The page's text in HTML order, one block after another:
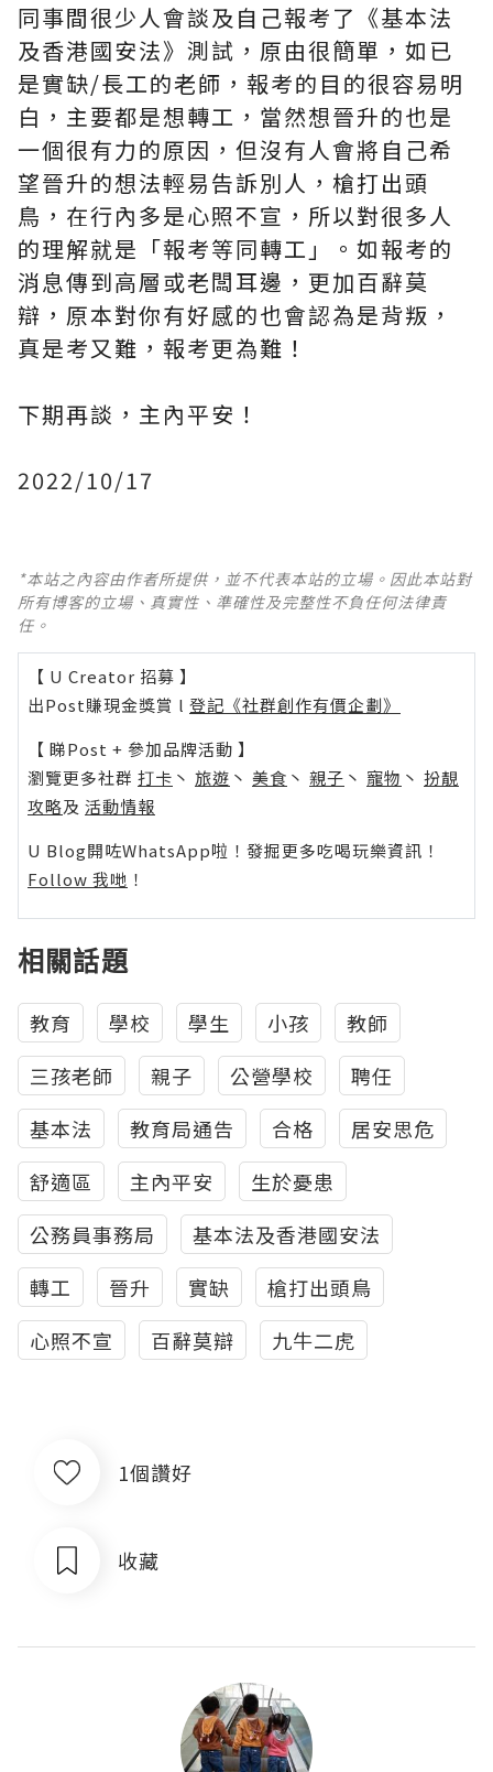
同事間很少人會談及自己報考了《基本法
及香港國安法》測試，原由很簡單，如已
是實缺/長工的老師，報考的目的很容易明
白，主要都是想轉工，當然想晉升的也是
一個很有力的原因，但沒有人會將自己希
望晉升的想法輕易告訴別人，槍打出頭
鳥，在行內多是心照不宣，所以對很多人
的理解就是「報考等同轉工」。如報考的
消息傳到高層或老闆耳邊，更加百辭莫
辯，原本對你有好感的也會認為是背叛，
真是考又難，報考更為難！
下期再談，主內平安！
2022/10/17
*本站之內容由作者所提供，並不代表本站的立場。因此本站對
所有博客的立場、真實性、準確性及完整性不負任何法律責
任。
【 U Creator 招募 】
出Post賺現金獎賞 l 登記《社群創作有價企劃》
【 睇Post + 參加品牌活動 】
瀏覽更多社群 打卡 丶 旅遊 丶 美食 丶 親子 丶 寵物 丶 扮靚
攻略及 活動情報
U Blog開咗WhatsApp啦！發掘更多吃喝玩樂資訊！
Follow 我哋 ！
相關話題
教育 學校 學生 小孩
教師
三孩老師
親子 公營學校
聘任
基本法
教育局通告 合格
居安思危
舒適區
主內平安
生於憂患
公務員事務局
基本法及香港國安法
轉工
晉升 實缺
槍打出頭鳥
心照不宣
百辭莫辯 九牛二虎
1個讚好
收藏